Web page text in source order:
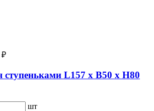
₽
ступеньками L157 х B50 х H80
шт